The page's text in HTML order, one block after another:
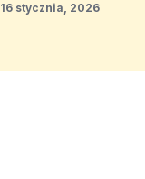
16 stycznia, 2026